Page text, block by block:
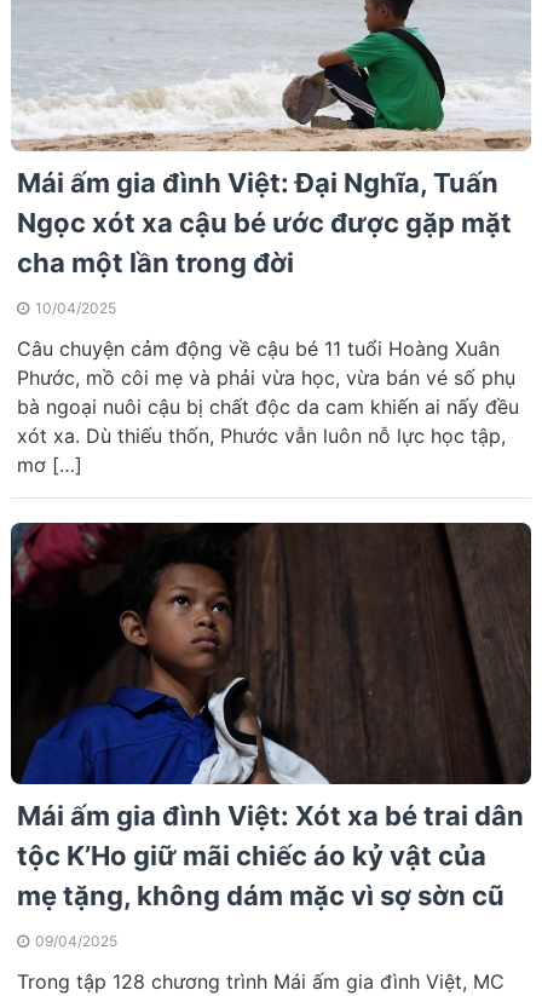
Mái ấm gia đình Việt: Đại Nghĩa, Tuấn
Ngọc xót xa cậu bé ước được gặp mặt
cha một lần trong đời
10/04/2025
Câu chuyện cảm động về cậu bé 11 tuổi Hoàng Xuân
Phước, mồ côi mẹ và phải vừa học, vừa bán vé số phụ
bà ngoại nuôi cậu bị chất độc da cam khiến ai nấy đều
xót xa. Dù thiếu thốn, Phước vẫn luôn nỗ lực học tập,
mơ […]
Mái ấm gia đình Việt: Xót xa bé trai dân
tộc K’Ho giữ mãi chiếc áo kỷ vật của
mẹ tặng, không dám mặc vì sợ sờn cũ
09/04/2025
Trong tập 128 chương trình Mái ấm gia đình Việt, MC